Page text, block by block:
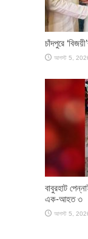
চাঁদপুরে
আগস্ট 5,
বাবুরহাট
এক-আহত ৩
আগস্ট 5,